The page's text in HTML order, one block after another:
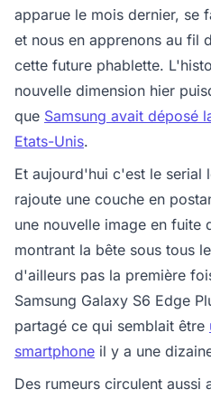
apparue le mois dernier, se
et nous en apprenons au fil
cette future phablette.
nouvelle dimension hier
que Samsung avait déposé
Etats-Unis.
Et aujourd'hui c'est le serial
rajoute une couche en
une nouvelle image en fuite
montrant la bête sous tous
d'ailleurs pas la première
Samsung Galaxy S6 Edge
partagé ce qui semblait être
smartphone il y a une
Des rumeurs circulent aussi